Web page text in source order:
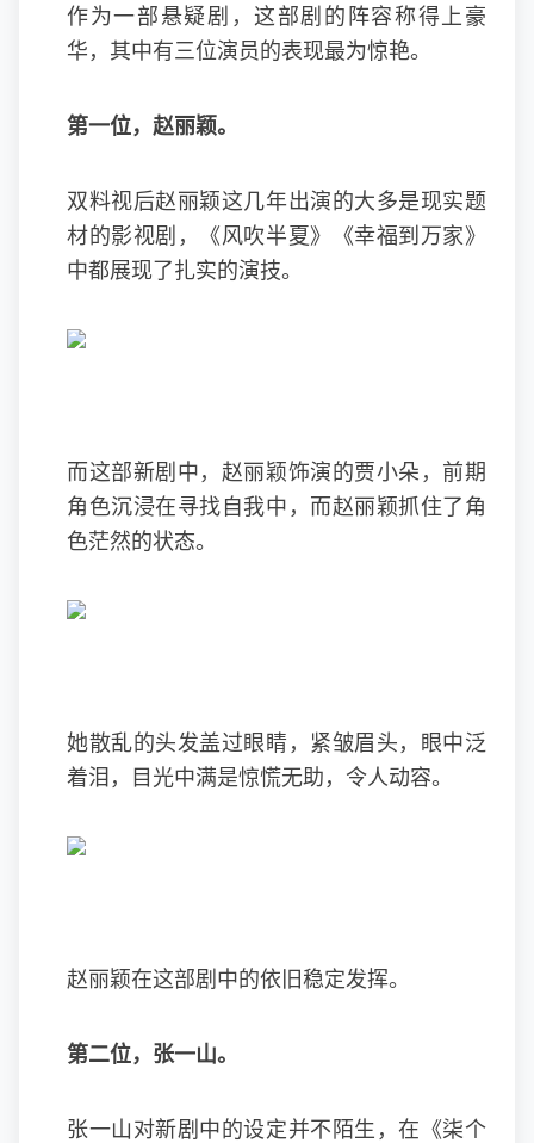
作为一部悬疑剧，这部剧的阵容称得上豪
华，其中有三位演员的表现最为惊艳。
第一位，赵丽颖。
双料视后赵丽颖这几年出演的大多是现实题
材的影视剧，《风吹半夏》《幸福到万家》
中都展现了扎实的演技。
而这部新剧中，赵丽颖饰演的贾小朵，前期
角色沉浸在寻找自我中，而赵丽颖抓住了角
色茫然的状态。
她散乱的头发盖过眼睛，紧皱眉头，眼中泛
着泪，目光中满是惊慌无助，令人动容。
赵丽颖在这部剧中的依旧稳定发挥。
第二位， 张一山。
张一山对新剧中的设定并不陌生，在《柒个